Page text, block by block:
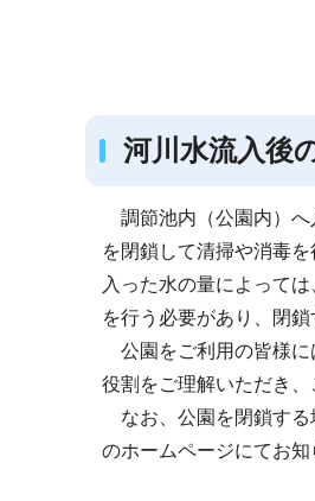
河川水流入後
調節池内（公園内）へ
を閉鎖して清掃や消毒を
入った水の量によって
を行う必要があり、閉
公園をご利用の皆様に
役割をご理解いただき、
なお、公園を閉鎖する
のホームページにてお知